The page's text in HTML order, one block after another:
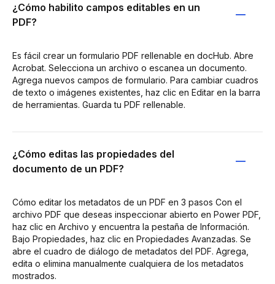
¿Cómo habilito campos editables en un
PDF?
Es fácil crear un formulario PDF rellenable en docHub. Abre
Acrobat. Selecciona un archivo o escanea un documento.
Agrega nuevos campos de formulario. Para cambiar cuadros
de texto o imágenes existentes, haz clic en Editar en la barra
de herramientas. Guarda tu PDF rellenable.
¿Cómo editas las propiedades del
documento de un PDF?
Cómo editar los metadatos de un PDF en 3 pasos Con el
archivo PDF que deseas inspeccionar abierto en Power PDF,
haz clic en Archivo y encuentra la pestaña de Información.
Bajo Propiedades, haz clic en Propiedades Avanzadas. Se
abre el cuadro de diálogo de metadatos del PDF. Agrega,
edita o elimina manualmente cualquiera de los metadatos
mostrados.